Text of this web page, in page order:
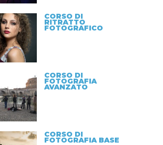
CORSO DI
RITRATTO
FOTOGRAFICO
CORSO DI
FOTOGRAFIA
AVANZATO
CORSO DI
FOTOGRAFIA BASE